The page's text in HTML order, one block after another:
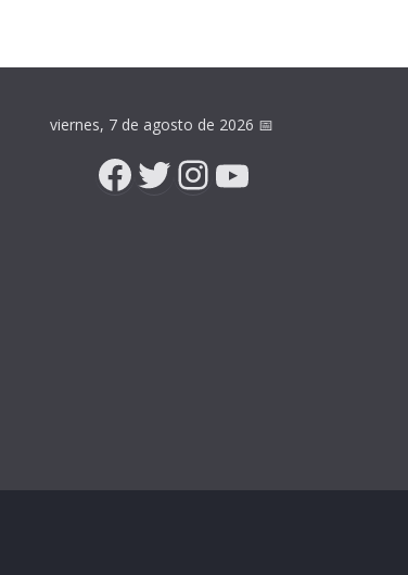
viernes, 7 de agosto de 2026 📅
Facebook
Twitter
Instagram
YouTube